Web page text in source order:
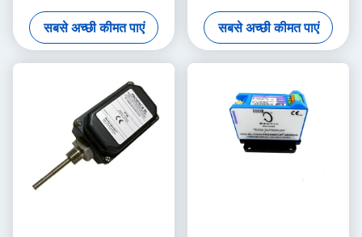
निकटता सेंसर
सबसे अच्छी कीमत पाएं
प्रो त्वरक
सबसे अच्छी कीमत पाएं